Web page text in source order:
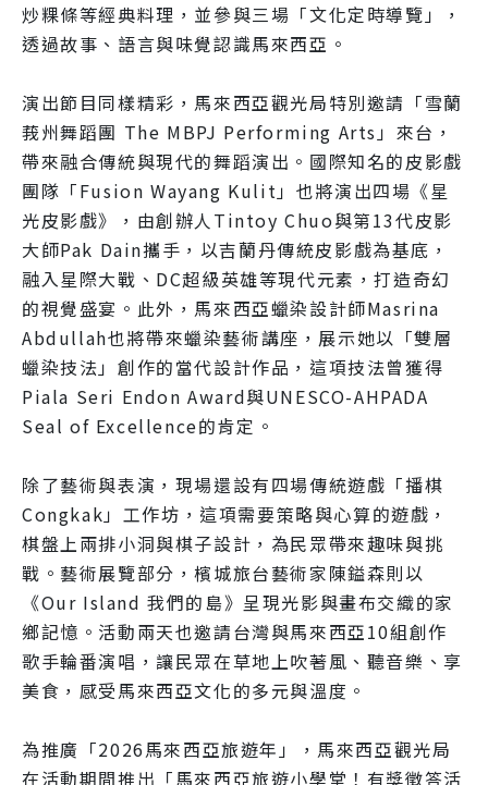
炒粿條等經典料理，並參與三場「文化定時導覽」，
透過故事、語言與味覺認識馬來西亞。
演出節目同樣精彩，馬來西亞觀光局特別邀請「雪蘭
莪州舞蹈團 The MBPJ Performing Arts」來台，
帶來融合傳統與現代的舞蹈演出。國際知名的皮影戲
團隊「Fusion Wayang Kulit」也將演出四場《星
光皮影戲》，由創辦人Tintoy Chuo與第13代皮影
大師Pak Dain攜手，以吉蘭丹傳統皮影戲為基底，
融入星際大戰、DC超級英雄等現代元素，打造奇幻
的視覺盛宴。此外，馬來西亞蠟染設計師Masrina
Abdullah也將帶來蠟染藝術講座，展示她以「雙層
蠟染技法」創作的當代設計作品，這項技法曾獲得
Piala Seri Endon Award與UNESCO-AHPADA
Seal of Excellence的肯定。
除了藝術與表演，現場還設有四場傳統遊戲「播棋
Congkak」工作坊，這項需要策略與心算的遊戲，
棋盤上兩排小洞與棋子設計，為民眾帶來趣味與挑
戰。藝術展覽部分，檳城旅台藝術家陳鎰森則以
《Our Island 我們的島》呈現光影與畫布交織的家
鄉記憶。活動兩天也邀請台灣與馬來西亞10組創作
歌手輪番演唱，讓民眾在草地上吹著風、聽音樂、享
美食，感受馬來西亞文化的多元與溫度。
為推廣「2026馬來西亞旅遊年」，馬來西亞觀光局
在活動期間推出「馬來西亞旅遊小學堂！有獎徵答活